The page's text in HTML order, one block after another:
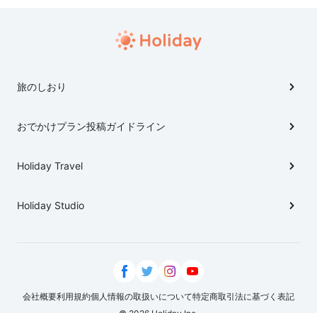
で立ち寄りたい、しまなみ海道の島々✨ぜひ参考にして
みてくださいね！ ※掲載されている情報や価格は変動す
旅のしおり
おでかけプラン投稿ガイドライン
Holiday Travel
Holiday Studio
会社概要利用規約個人情報の取扱いについて特定商取引法に基づく表記